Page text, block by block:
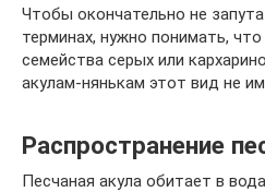
Чтобы окончательно не
терминах, нужно понимать,
семейства серых или
акулам-нянькам этот вид не
Распространение
Песчаная акула обитает в